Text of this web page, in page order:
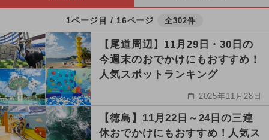
1ページ目 / 16ページ 全302件
【尾道周辺】11月29日・30日の
今週末のおでかけにもおすすめ！
人気スポットランキング
2025年11月28日
【徳島】11月22日～24日の三連
休おでかけにもおすすめ！人気ス